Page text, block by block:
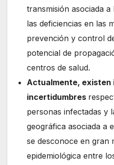
transmisión asociada
las deficiencias en las
prevención y control
potencial de
centros de salud.
Actualmente, existen
incertidumbres
personas infectadas y
geográfica asociada a
se desconoce en gran
epidemiológica entre